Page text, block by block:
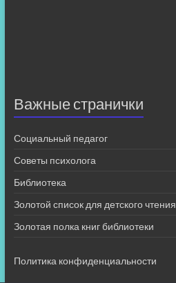
Важные странички
Социальный педагог
Советы психолога
Библиотека
Золотой список для детского чтения
Золотая полка книг библиотеки
Политика конфиденциальности